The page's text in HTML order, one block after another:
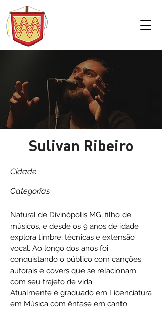
Sulivan Ribeiro
Cidade
Categorias
Natural de Divinópolis MG, filho de
músicos, e desde os 9 anos de idade
explora timbre, técnicas e extensão
vocal. Ao longo dos anos foi
conquistando o público com canções
autorais e covers que se relacionam
com seu trajeto de vida.
Atualmente é graduado em Licenciatura
em Música com ênfase em canto